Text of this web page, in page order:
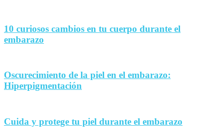
10 curiosos cambios en tu cuerpo durante el
embarazo
Oscurecimiento de la piel en el embarazo:
Hiperpigmentación
Cuida y protege tu piel durante el embarazo